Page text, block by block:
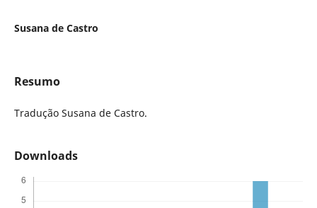
Susana de Castro
Resumo
Tradução Susana de Castro.
Downloads